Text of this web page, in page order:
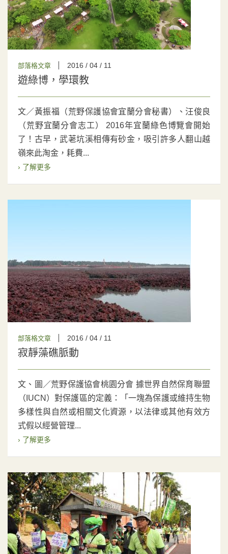
部落格文章 2016 / 04 / 11
遊綠博，學環教
文／黃振福（荒野保護協會宜蘭分會秘書）、汪俊良
（荒野宜蘭分會志工） 2016年宜蘭綠色博覽會開始
了！古早，武荖坑溪相傳有砂金，吸引許多人翻山越
嶺來此淘金，耗費...
› 了解更多
部落格文章 2016 / 04 / 11
寂靜藻礁脈動
文、圖／荒野保護協會桃園分會 據世界自然保育聯盟
（IUCN）對保護區的定義：「一塊為保護或維持生物
多樣性與自然或相關文化資源，以法律或其他有效方
式假以經營管理...
› 了解更多